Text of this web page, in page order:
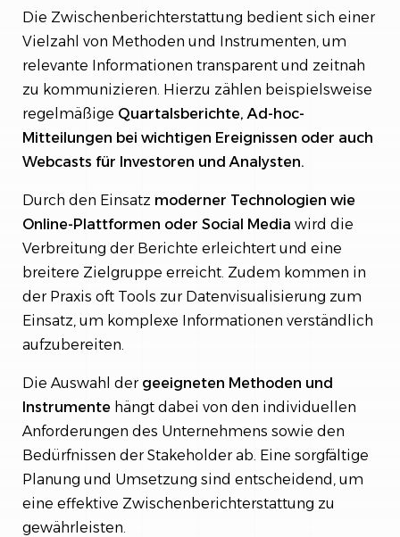
Die Zwischenberichterstattung bedient sich einer
Vielzahl von Methoden und Instrumenten, um
relevante Informationen transparent und zeitnah
zu kommunizieren. Hierzu zählen beispielsweise
regelmäßige Quartalsberichte, Ad-hoc-
Mitteilungen bei wichtigen Ereignissen oder auch
Webcasts für Investoren und Analysten.
Durch den Einsatz moderner Technologien wie
Online-Plattformen oder Social Media wird die
Verbreitung der Berichte erleichtert und eine
breitere Zielgruppe erreicht. Zudem kommen in
der Praxis oft Tools zur Datenvisualisierung zum
Einsatz, um komplexe Informationen verständlich
aufzubereiten.
Die Auswahl der geeigneten Methoden und
Instrumente hängt dabei von den individuellen
Anforderungen des Unternehmens sowie den
Bedürfnissen der Stakeholder ab. Eine sorgfältige
Planung und Umsetzung sind entscheidend, um
eine effektive Zwischenberichterstattung zu
gewährleisten.